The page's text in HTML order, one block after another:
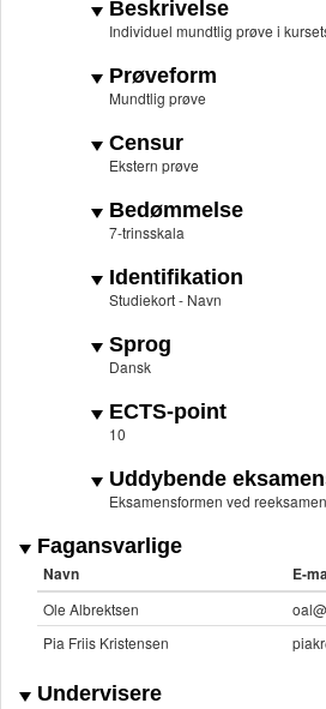
Beskrivelse
Individuel mundtlig prøve i
Prøveform
Mundtlig prøve
Censur
Ekstern prøve
Bedømmelse
7-trinsskala
Identifikation
Studiekort - Navn
Sprog
Dansk
ECTS-point
10
Uddybende
Eksamensformen ved
Fagansvarlige
Navn E-
Ole Albrektsen
Pia Friis Kristensen
Undervisere